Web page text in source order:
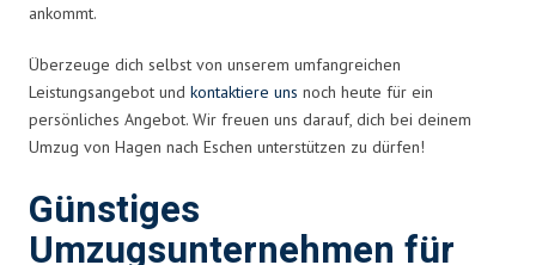
ankommt.
Überzeuge dich selbst von unserem umfangreichen
Leistungsangebot und kontaktiere uns noch heute für ein
persönliches Angebot. Wir freuen uns darauf, dich bei deinem
Umzug von Hagen nach Eschen unterstützen zu dürfen!
Günstiges
Umzugsunternehmen für